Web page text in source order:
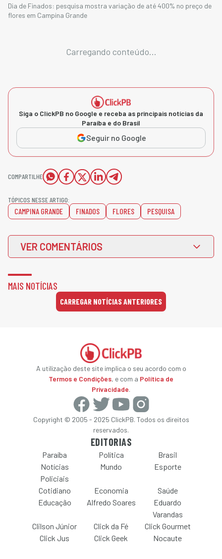
Dia de Finados: pesquisa mostra variação de até 400% no preço de
flores em Campina Grande
Carregando conteúdo...
Siga o ClickPB no Google e receba as principais notícias da
Paraíba e do Brasil
Seguir no Google
COMPARTILHE
TÓPICOS NESSE ARTIGO:
CAMPINA GRANDE FINADOS FLORES PESQUISA
VER COMENTÁRIOS
MAIS NOTÍCIAS
CARREGAR NOTÍCIAS ANTERIORES
A utilização deste site implica o seu acordo com o
Termos e Condições, e com a Política de
Privacidade.
Copyright © 2005 - 2025 ClickPB. Todos os direitos
reservados.
EDITORIAS
Paraíba Política
Brasil
Notícias
Policiais
Mundo Esporte
Cotidiano Economia
Saúde
Educação
Alfredo Soares
Eduardo
Varandas
Clilson Júnior
Click da Fé
Click Gourmet
Click Jus
Click Geek Nocaute